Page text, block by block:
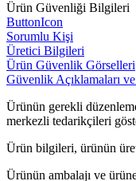
Ürün Güvenliği Bilgileri
ButtonIcon
Sorumlu Kişi
Üretici Bilgileri
Ürün Güvenlik Görselleri
Güvenlik Açıklamaları
Ürünün gerekli
merkezli tedarikçileri
Ürün bilgileri, ürünün
Ürünün ambalajı ve